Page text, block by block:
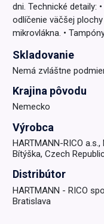
dni. Technické detaily:
odlíčenie väčšej
mikrovlákna. •
Skladovanie
Nemá zvláštne
Krajina pôvodu
Nemecko
Výrobca
HARTMANN-RICO
Bítýška, Czech
Distribútor
HARTMANN - RICO
Bratislava